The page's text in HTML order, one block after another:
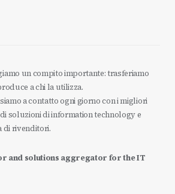
un compito importante: trasferiamo
a chi la utilizza.
a contatto ogni giorno con i migliori
soluzioni di information technology e
di rivenditori.
and solutions aggregator for the IT